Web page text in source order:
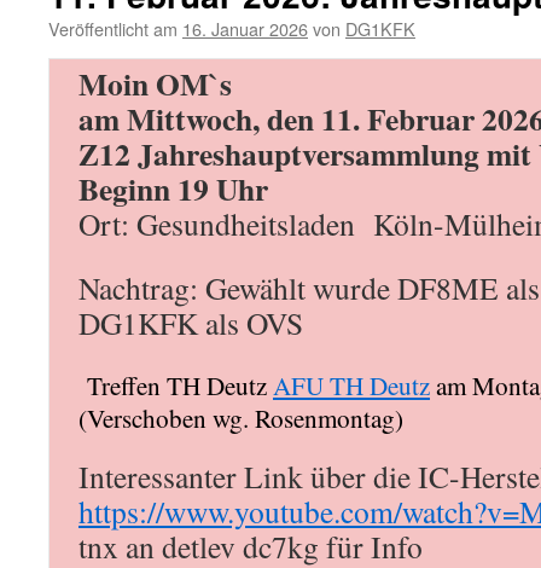
22.3.26
Veröffentlicht am 16. Januar 2026von DG1KFK
Moin OM`s
am Mittwoch, den 11. Februar
Z12 Jahreshauptversammlung
Beginn 19 Uhr
Ort: Gesundheitsladen Köln-
Nachtrag: Gewählt wurde DF8ME
DG1KFK als OVS
Treffen TH DeutzAFU TH Deutzam
(Verschoben wg. Rosenmontag)
Interessanter Link über die IC-
https://www.youtube.com/
tnx an detlev dc7kg für Info